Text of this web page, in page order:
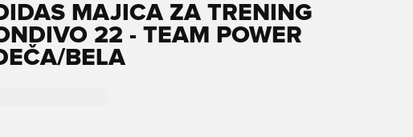
MAJICA ZA TRENING
22 - TEAM POWER
BELA